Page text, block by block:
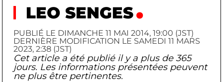
LEO SENGES
PUBLIÉ LE DIMANCHE 11 MAI 2014, 19:00 (JST)
DERNIÈRE MODIFICATION LE SAMEDI 11 MARS
2023, 2:38 (JST)
Cet article a été publié il y a plus de 365
jours. Les informations présentées peuvent
ne plus être pertinentes.